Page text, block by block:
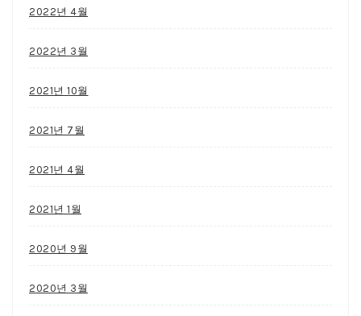
2022년 4월
2022년 3월
2021년 10월
2021년 7월
2021년 4월
2021년 1월
2020년 9월
2020년 3월